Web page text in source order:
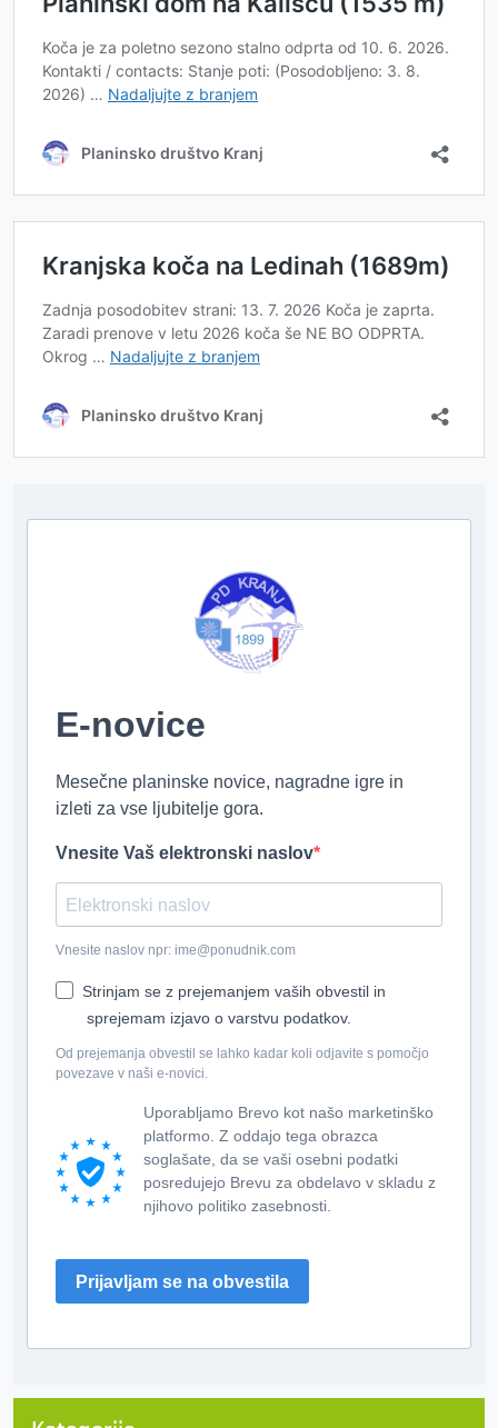
E-novice
Mesečne planinske novice, nagradne igre in
izleti za vse ljubitelje gora.
Vnesite Vaš elektronski naslov
Vnesite naslov npr: ime@ponudnik.com
Strinjam se z prejemanjem vaših obvestil in
sprejemam izjavo o varstvu podatkov.
Od prejemanja obvestil se lahko kadar koli odjavite s pomočjo
povezave v naši e-novici.
Uporabljamo Brevo kot našo marketinško
platformo. Z oddajo tega obrazca
soglašate, da se vaši osebni podatki
posredujejo Brevu za obdelavo v skladu z
njihovo politiko zasebnosti.
Prijavljam se na obvestila